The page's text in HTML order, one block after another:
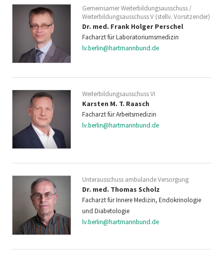
Gemeinsamer Weiterbildungsausschuss /
Weiterbildungsausschuss V (stellv. Vorsitzender)
Dr. med. Frank Holger Perschel
Facharzt für Laboratoriumsmedizin
lv.berlin@hartmannbund.de
Weiterbildungsausschuss VI
Karsten M. T. Raasch
Facharzt für Arbeitsmedizin
lv.berlin@hartmannbund.de
Unterausschuss ambulande Versorgung
Dr. med. Thomas Scholz
Facharzt für Innere Medizin, Endokrinologie
und Diabetologie
lv.berlin@hartmannbund.de